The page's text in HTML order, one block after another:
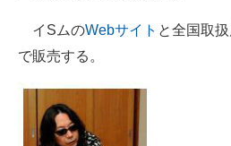
電子設計の基本と応用
エネルギーの専門メディア
建設×テクノロジーの最前線
イSムのWebサイト と全国取
で販売する。